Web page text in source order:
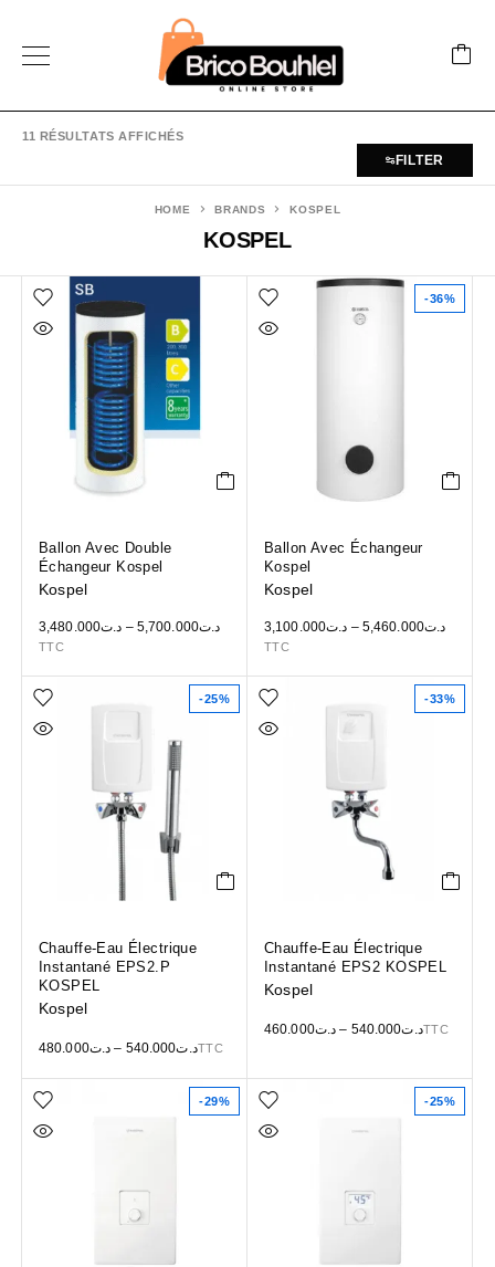
11 RÉSULTATS AFFICHÉS
FILTER
KOSPEL
HOME BRANDS KOSPEL
Ballon Avec Double
Échangeur Kospel
Kospel
د.ت3,480.000 – د.ت5,700.000
TTC
-36%
Ballon Avec Échangeur
Kospel
Kospel
د.ت3,100.000 – د.ت5,460.000
TTC
-25%
Chauffe-Eau Électrique
Instantané EPS2.P
KOSPEL
Kospel
د.ت480.000 – د.ت540.000 TTC
-33%
Chauffe-Eau Électrique
Instantané EPS2 KOSPEL
Kospel
د.ت460.000 – د.ت540.000 TTC
-29% -25%